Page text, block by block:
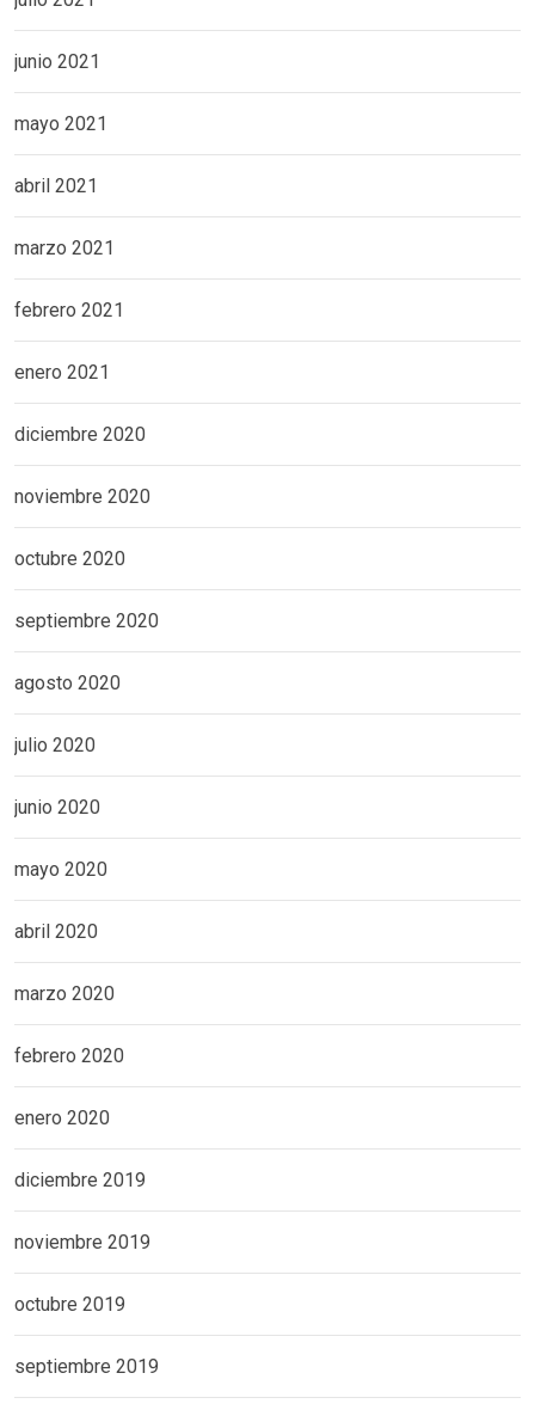
junio 2021
mayo 2021
abril 2021
marzo 2021
febrero 2021
enero 2021
diciembre 2020
noviembre 2020
octubre 2020
septiembre 2020
agosto 2020
julio 2020
junio 2020
mayo 2020
abril 2020
marzo 2020
febrero 2020
enero 2020
diciembre 2019
noviembre 2019
octubre 2019
septiembre 2019